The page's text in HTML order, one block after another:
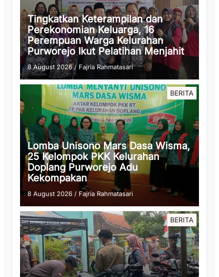
Tingkatkan Keterampilan dan
Perekonomian Keluarga, 16
Perempuan Warga Kelurahan
Purworejo Ikut Pelatihan Menjahit
8 August 2026/ Fajria Rahmatasari
BERITA
Lomba Unisono Mars Dasa Wisma,
25 Kelompok PKK Kelurahan
Doplang Purworejo Adu
Kekompakan
8 August 2026 / Fajria Rahmatasari
BERITA